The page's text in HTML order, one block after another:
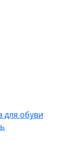
для обуви